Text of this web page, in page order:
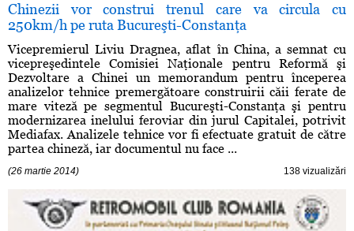
Chinezii vor construi trenul care va circula cu
250km/h pe ruta Bucureşti-Constanţa
Vicepremierul Liviu Dragnea, aflat în China, a semnat cu
vicepreşedintele Comisiei Naţionale pentru Reformă şi
Dezvoltare a Chinei un memorandum pentru începerea
analizelor tehnice premergătoare construirii căii ferate de
mare viteză pe segmentul Bucureşti-Constanţa şi pentru
modernizarea inelului feroviar din jurul Capitalei, potrivit
Mediafax. Analizele tehnice vor fi efectuate gratuit de către
partea chineză, iar documentul nu face ...
(26 martie 2014) 138 vizualizări